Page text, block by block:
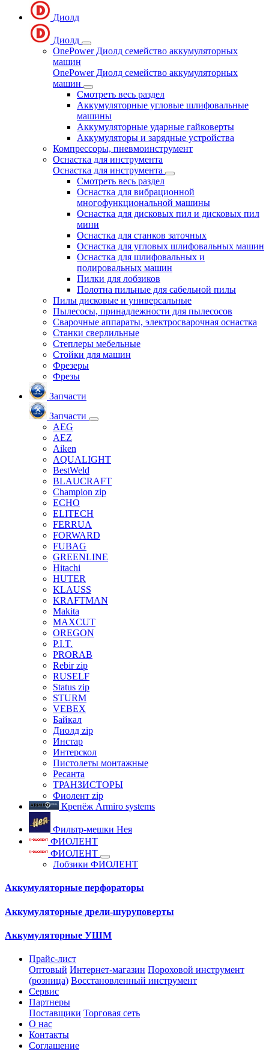
Диолд
Диолд
OnePower Диолд семейство аккумуляторных
машин
OnePower Диолд семейство аккумуляторных
машин
Смотреть весь раздел
Аккумуляторные угловые шлифовальные
машины
Аккумуляторные ударные гайковерты
Аккумуляторы и зарядные устройства
Компрессоры, пневмоинструмент
Оснастка для инструмента
Оснастка для инструмента
Смотреть весь раздел
Оснастка для вибрационной
многофункциональной машины
Оснастка для дисковых пил и дисковых пил
мини
Оснастка для станков заточных
Оснастка для угловых шлифовальных машин
Оснастка для шлифовальных и
полировальных машин
Пилки для лобзиков
Полотна пильные для сабельной пилы
Пилы дисковые и универсальные
Пылесосы, принадлежности для пылесосов
Сварочные аппараты, электросварочная оснастка
Станки сверлильные
Степлеры мебельные
Стойки для машин
Фрезеры
Фрезы
Запчасти
Запчасти
AEG
AEZ
Aiken
AQUALIGHT
BestWeld
BLAUCRAFT
Champion zip
ECHO
ELITECH
FERRUA
FORWARD
FUBAG
GREENLINE
Hitachi
HUTER
KLAUSS
KRAFTMAN
Makita
MAXCUT
OREGON
P.I.T.
PRORAB
Rebir zip
RUSELF
Status zip
STURM
VEBEX
Байкал
Диолд zip
Инстар
Интерскол
Пистолеты монтажные
Ресанта
ТРАНЗИСТОРЫ
Фиолент zip
Крепёж Armiro systems
Фильтр-мешки Нея
ФИОЛЕНТ
ФИОЛЕНТ
Лобзики ФИОЛЕНТ
Аккумуляторные перфораторы
Аккумуляторные дрели-шуруповерты
Аккумуляторные УШМ
Прайс-лист
Оптовый Интернет-магазин Пороховой инструмент
(розница) Восстановленный инструмент
Сервис
Партнеры
Поставщики Торговая сеть
О нас
Контакты
Соглашение